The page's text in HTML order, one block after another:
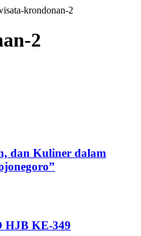
krondonan-2
2
dan Kuliner dalam
HJB KE-349